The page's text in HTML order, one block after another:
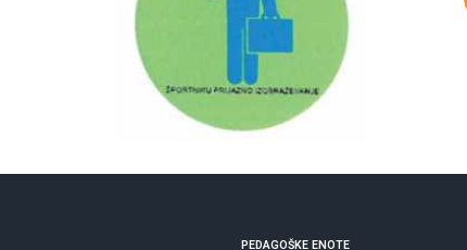
PEDAGOŠKE ENOTE